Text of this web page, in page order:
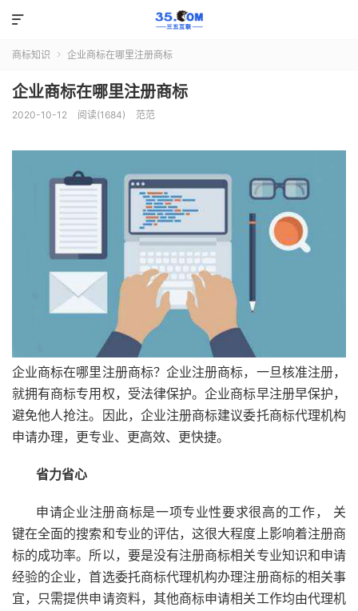

商标知识  企业商标在哪里注册商标
企业商标在哪里注册商标
2020-10-12 阅读(1684) 范范
企业商标在哪里注册商标？企业注册商标，一旦核准注册，
就拥有商标专用权，受法律保护。企业商标早注册早保护，
避免他人抢注。因此，企业注册商标建议委托商标代理机构
申请办理，更专业、更高效、更快捷。
省力省心
申请企业注册商标是一项专业性要求很高的工作， 关
键在全面的搜索和专业的评估，这很大程度上影响着注册商
标的成功率。所以，要是没有注册商标相关专业知识和申请
经验的企业，首选委托商标代理机构办理注册商标的相关事
宜，只需提供申请资料，其他商标申请相关工作均由代理机